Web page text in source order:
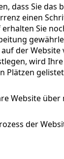
dass Sie das
einen
Sie
der
wird
Plätzen
Website
der